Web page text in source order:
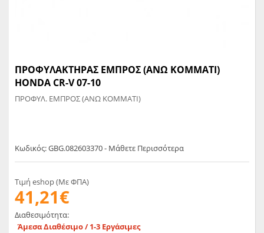
ΠΡΟΦΥΛΑΚΤΗΡΑΣ ΕΜΠΡΟΣ (ΑΝΩ ΚΟΜΜΑΤΙ)
HONDA CR-V 07-10
ΠΡΟΦΥΛ. ΕΜΠΡΟΣ (ΑΝΩ ΚΟΜΜΑΤΙ)
Κωδικός: GBG.082603370 - Μάθετε Περισσότερα
Τιμή eshop (Με ΦΠΑ)
41,21€
Διαθεσιμότητα:
Άμεσα Διαθέσιμο / 1-3 Εργάσιμες